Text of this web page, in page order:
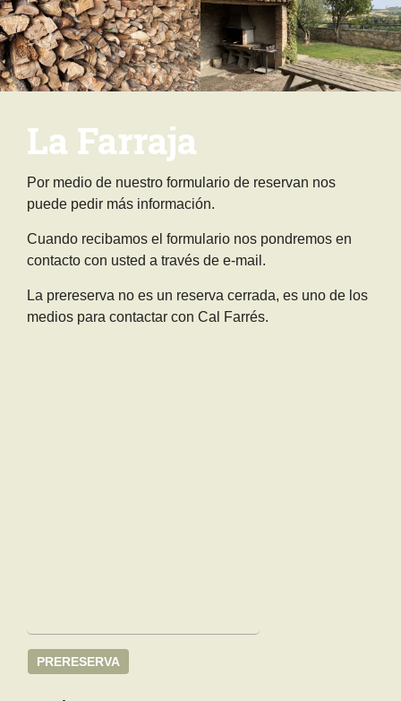
La Farraja
Por medio de nuestro formulario de reservan nos
puede pedir más información.
Cuando recibamos el formulario nos pondremos en
contacto con usted a través de e-mail.
La prereserva no es un reserva cerrada, es uno de los
medios para contactar con Cal Farrés.
PRERESERVA